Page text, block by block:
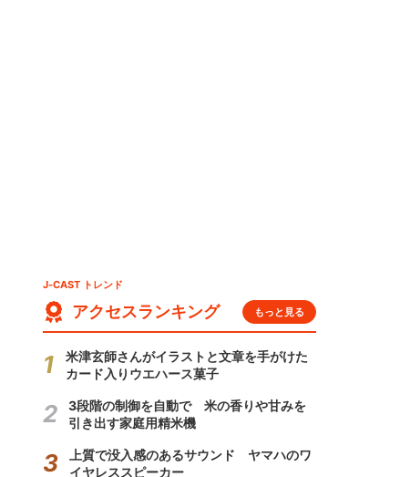
J-CAST トレンド
アクセスランキング もっと見る
米津玄師さんがイラストと文章を手がけた
カード入りウエハース菓子
3段階の制御を自動で 米の香りや甘みを
引き出す家庭用精米機
上質で没入感のあるサウンド ヤマハのワ
イヤレススピーカー